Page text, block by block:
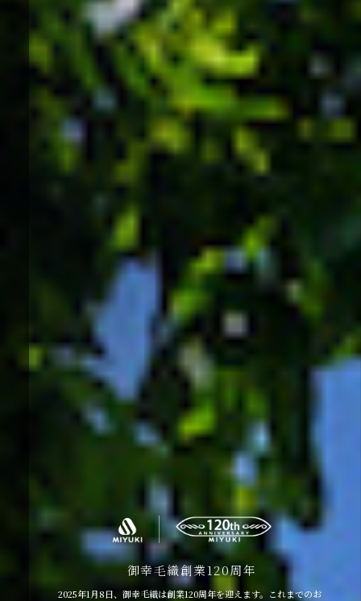
御幸毛織創業120周年
2025年1月8日、御幸毛織は創業120周年を迎えます。これまでのお